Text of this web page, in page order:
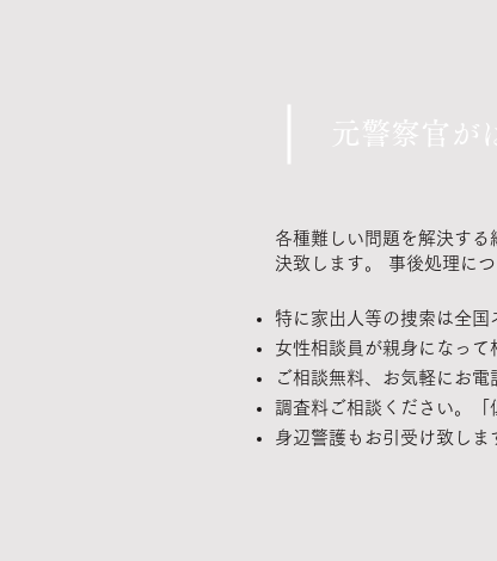
元警察官が
各種難しい問題を解決す
決致します。 事後処理に
特に家出人等の捜索は全国
女性相談員が親身になって
ご相談無料、お気軽にお電
調査料ご相談ください。「
身辺警護もお引受け致しま